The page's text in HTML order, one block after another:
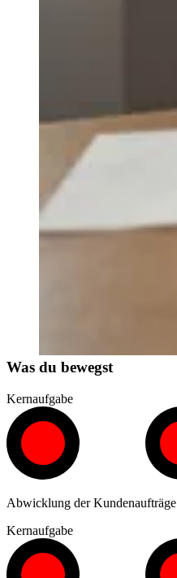
Was du bewegst
Kernaufgabe
Abwicklung der Kundenaufträge
Kernaufgabe